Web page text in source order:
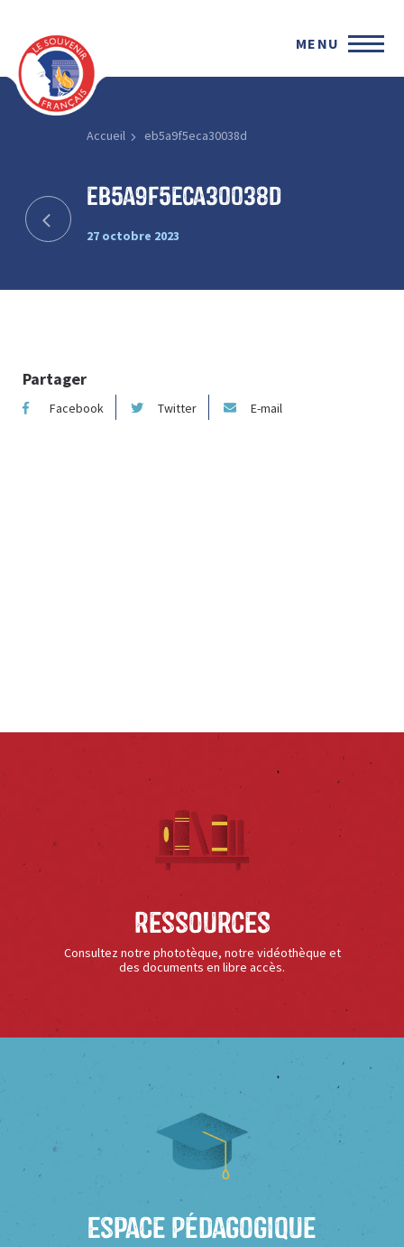
MENU
Accueil eb5a9f5eca30038d
eb5a9f5eca30038d
27 octobre 2023
Partager
Facebook Twitter E-mail
Ressources
Consultez notre phototèque, notre vidéothèque et
des documents en libre accès.
Espace Pédagogique